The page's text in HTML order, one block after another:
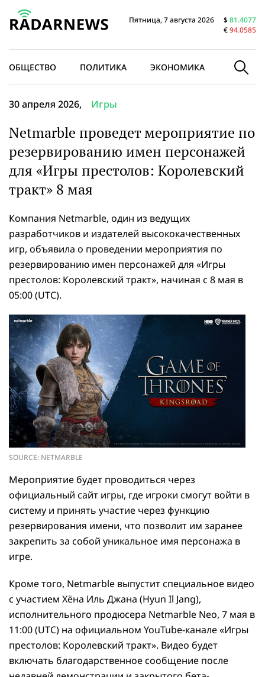
Пятница, 7 августа 2026 $81.4077
€94.0585
ОБЩЕСТВО ПОЛИТИКА ЭКОНОМИКА В МИРЕ
30 апреля 2026, Игры
Netmarble проведет мероприятие по
резервированию имен персонажей
для «Игры престолов: Королевский
тракт» 8 мая
Компания Netmarble, один из ведущих
разработчиков и издателей высококачественных
игр, объявила о проведении мероприятия по
резервированию имен персонажей для «Игры
престолов: Королевский тракт», начиная с 8 мая в
05:00 (UTC).
SOURCE: NETMARBLE
Мероприятие будет проводиться через
официальный сайт игры, где игроки смогут войти в
систему и принять участие через функцию
резервирования имени, что позволит им заранее
закрепить за собой уникальное имя персонажа в
игре.
Кроме того, Netmarble выпустит специальное видео
с участием Хёна Иль Джана (Hyun Il Jang),
исполнительного продюсера Netmarble Neo, 7 мая в
11:00 (UTC) на официальном YouTube-канале «Игры
престолов: Королевский тракт». Видео будет
включать благодарственное сообщение после